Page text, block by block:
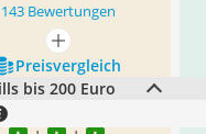
143 Bewertungen
mehr anzeigen
Preis­vergleich
bis 200 Euro